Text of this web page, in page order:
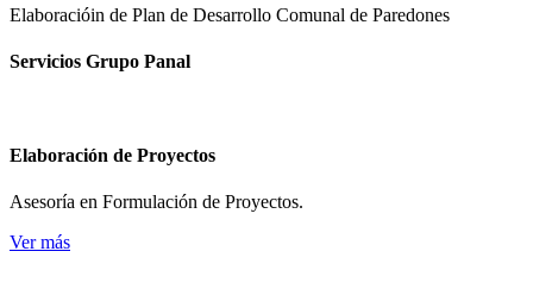
Elaboracióin de Plan de Desarrollo Comunal de Paredones
Servicios Grupo Panal
Elaboración de Proyectos
Asesoría en Formulación de Proyectos.
Ver más